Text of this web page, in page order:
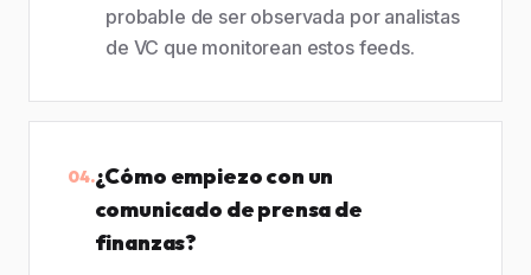
probable de ser observada por analistas
de VC que monitorean estos feeds.
04.¿Cómo empiezo con un
comunicado de prensa de
finanzas?